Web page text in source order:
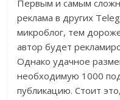
Первым и самым
реклама в других
микроблог, тем
автор будет
Однако удачное
необходимую 1000
публикацию. Стоит